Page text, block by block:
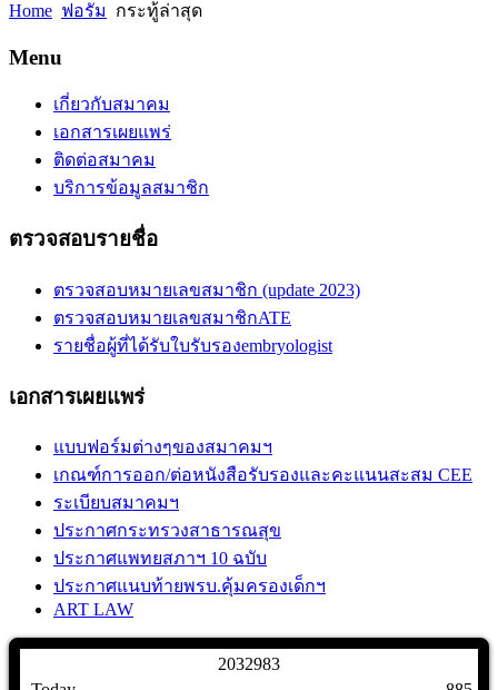
Home ฟอรัม กระทู้ล่าสุด
Menu
เกี่ยวกับสมาคม
เอกสารเผยแพร่
ติดต่อสมาคม
บริการข้อมูลสมาชิก
ตรวจสอบรายชื่อ
ตรวจสอบหมายเลขสมาชิก (update 2023)
ตรวจสอบหมายเลขสมาชิกATE
รายชื่อผู้ที่ได้รับใบรับรองembryologist
เอกสารเผยแพร่
แบบฟอร์มต่างๆของสมาคมฯ
เกณฑ์การออก/ต่อหนังสือรับรองและคะแนนสะสม CEE
ระเบียบสมาคมฯ
ประกาศกระทรวงสาธารณสุข
ประกาศแพทยสภาฯ 10 ฉบับ
ประกาศแนบท้ายพรบ.คุ้มครองเด็กฯ
ART LAW
2032983